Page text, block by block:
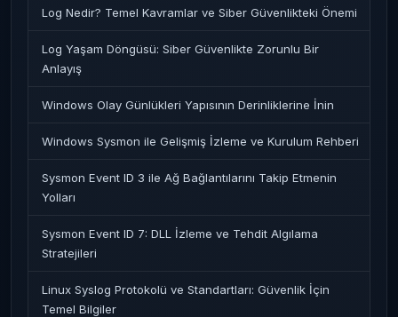
Log Nedir? Temel Kavramlar ve Siber Güvenlikteki Önemi
Log Yaşam Döngüsü: Siber Güvenlikte Zorunlu Bir
Anlayış
Windows Olay Günlükleri Yapısının Derinliklerine İnin
Windows Sysmon ile Gelişmiş İzleme ve Kurulum Rehberi
Sysmon Event ID 3 ile Ağ Bağlantılarını Takip Etmenin
Yolları
Sysmon Event ID 7: DLL İzleme ve Tehdit Algılama
Stratejileri
Linux Syslog Protokolü ve Standartları: Güvenlik İçin
Temel Bilgiler